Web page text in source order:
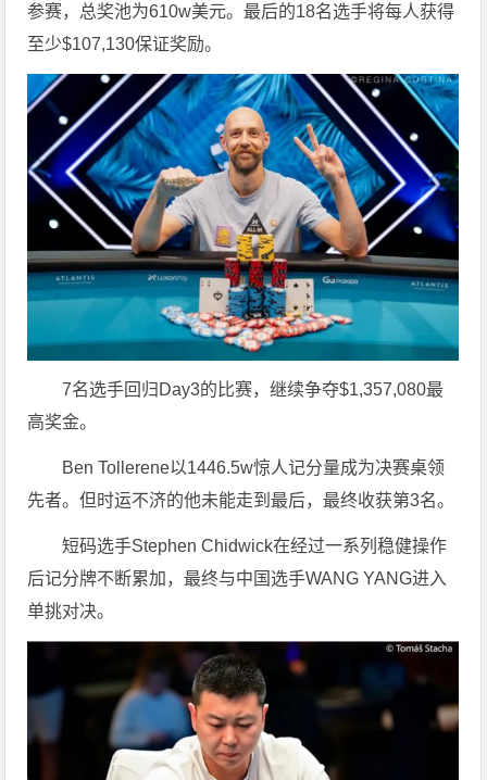
参赛，总奖池为610w美元。最后的18名选手将每人获得
至少$107,130保证奖励。
7名选手回归Day3的比赛，继续争夺$1,357,080最
高奖金。
Ben Tollerene以1446.5w惊人记分量成为决赛桌领
先者。但时运不济的他未能走到最后，最终收获第3名。
短码选手Stephen Chidwick在经过一系列稳健操作
后记分牌不断累加，最终与中国选手WANG YANG进入
单挑对决。